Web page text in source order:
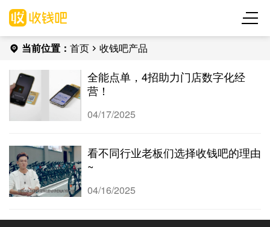
当前位置： 首页 收钱吧产品
全能点单，4招助力门店数字化经
营！
04/17/2025
看不同行业老板们选择收钱吧的理由
~
04/16/2025